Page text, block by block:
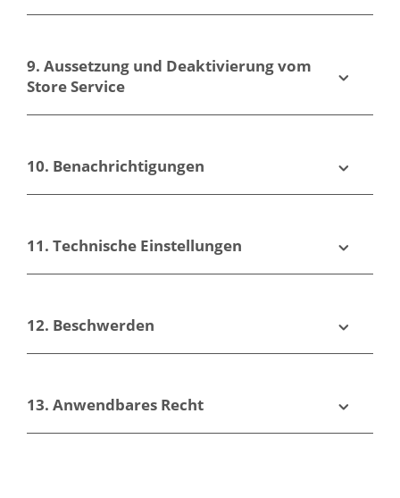
9. Aussetzung und Deaktivierung vom
Store Service
10. Benachrichtigungen
11. Technische Einstellungen
12. Beschwerden
13. Anwendbares Recht